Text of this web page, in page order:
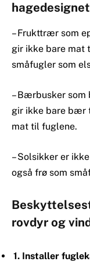
– Frukttrær som
gir ikke bare mat
småfugler som
– Bærbusker
gir ikke bare bær
mat til fuglene.
– Solsikker er
også frø som
rovdyr og
1. Installer